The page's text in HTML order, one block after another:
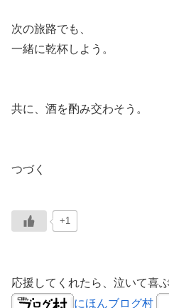
次の旅路でも、
一緒に乾杯しよう。
共に、酒を酌み交わそう。
つづく
+1
応援してくれたら、泣いて喜
にほんブログ村